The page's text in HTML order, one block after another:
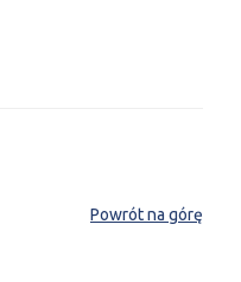
Powrót na górę